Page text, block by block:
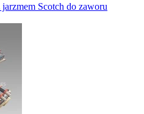
Scotch do zaworu